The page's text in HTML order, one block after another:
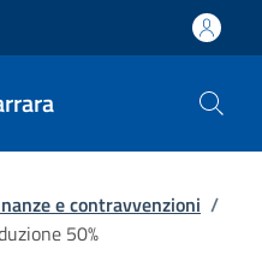
e contravvenzioni /
50%